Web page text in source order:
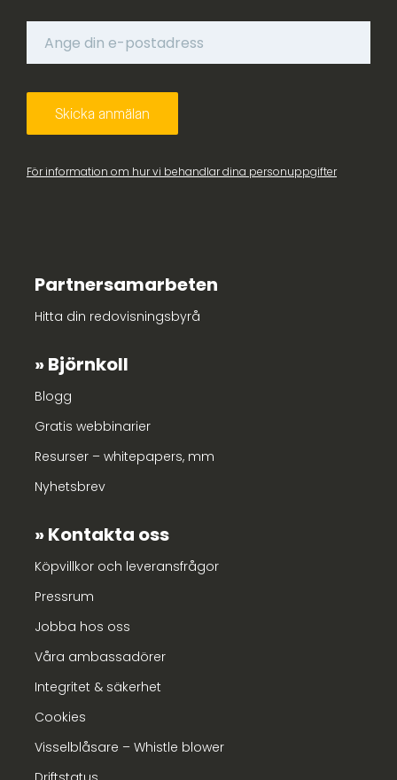
För information om hur vi behandlar dina personuppgifter
Partnersamarbeten
Hitta din redovisningsbyrå
Björnkoll
Blogg
Gratis webbinarier
Resurser – whitepapers, mm
Nyhetsbrev
Kontakta oss
Köpvillkor och leveransfrågor
Pressrum
Jobba hos oss
Våra ambassadörer
Integritet & säkerhet
Cookies
Visselblåsare – Whistle blower